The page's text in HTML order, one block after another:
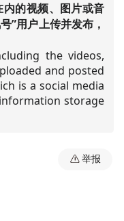
的视频、图片或音
”用户上传并发布，
the videos,
and posted
is a social media
storage
举报